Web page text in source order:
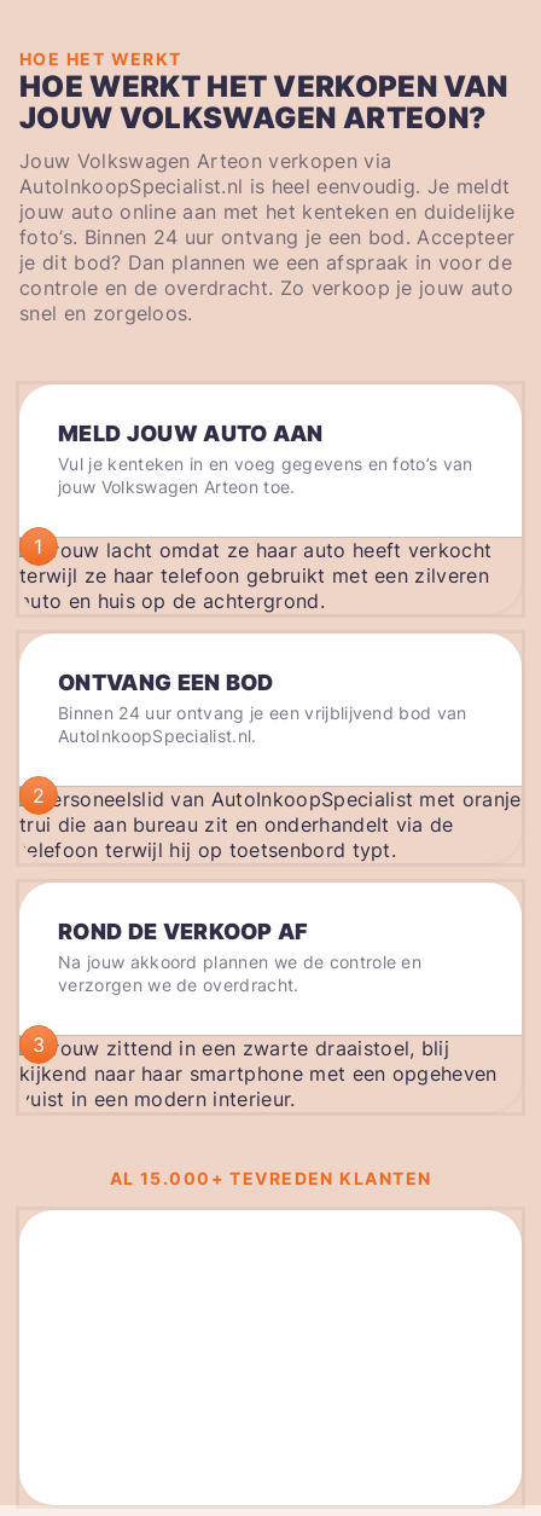
HOE HET WERKT
HOE WERKT HET VERKOPEN VAN
JOUW VOLKSWAGEN ARTEON?
Jouw Volkswagen Arteon verkopen via
AutoInkoopSpecialist.nl is heel eenvoudig. Je meldt
jouw auto online aan met het kenteken en duidelijke
foto’s. Binnen 24 uur ontvang je een bod. Accepteer
je dit bod? Dan plannen we een afspraak in voor de
controle en de overdracht. Zo verkoop je jouw auto
snel en zorgeloos.
MELD JOUW AUTO AAN
Vul je kenteken in en voeg gegevens en foto’s van
jouw Volkswagen Arteon toe.
1
ONTVANG EEN BOD
Binnen 24 uur ontvang je een vrijblijvend bod van
AutoInkoopSpecialist.nl.
2
ROND DE VERKOOP AF
Na jouw akkoord plannen we de controle en
verzorgen we de overdracht.
3
AL 15.000+ TEVREDEN KLANTEN